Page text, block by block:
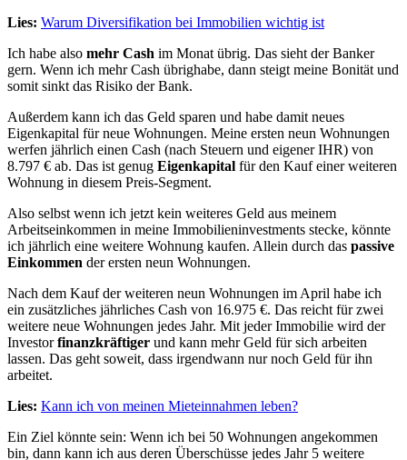
Lies: Warum Diversifikation bei Immobilien wichtig ist
Ich habe also mehr Cash im Monat übrig. Das sieht der Banker
gern. Wenn ich mehr Cash übrighabe, dann steigt meine Bonität und
somit sinkt das Risiko der Bank.
Außerdem kann ich das Geld sparen und habe damit neues
Eigenkapital für neue Wohnungen. Meine ersten neun Wohnungen
werfen jährlich einen Cash (nach Steuern und eigener IHR) von
8.797 € ab. Das ist genug Eigenkapital für den Kauf einer weiteren
Wohnung in diesem Preis-Segment.
Also selbst wenn ich jetzt kein weiteres Geld aus meinem
Arbeitseinkommen in meine Immobilieninvestments stecke, könnte
ich jährlich eine weitere Wohnung kaufen. Allein durch das passive
Einkommen der ersten neun Wohnungen.
Nach dem Kauf der weiteren neun Wohnungen im April habe ich
ein zusätzliches jährliches Cash von 16.975 €. Das reicht für zwei
weitere neue Wohnungen jedes Jahr. Mit jeder Immobilie wird der
Investorfinanzkräftiger und kann mehr Geld für sich arbeiten
lassen. Das geht soweit, dass irgendwann nur noch Geld für ihn
arbeitet.
Lies: Kann ich von meinen Mieteinnahmen leben?
Ein Ziel könnte sein: Wenn ich bei 50 Wohnungen angekommen
bin, dann kann ich aus deren Überschüsse jedes Jahr 5 weitere